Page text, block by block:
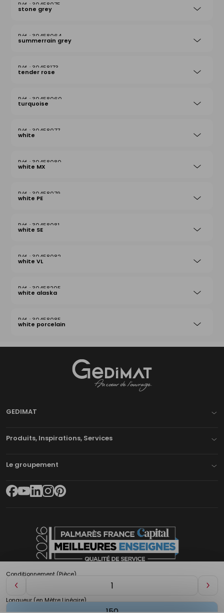
Conditionnement (Pièce)
Diminuer
de
Longueur (en Mètre Linéaire)
30458075
stone grey
30458064
summerrain grey
30458173
tender rose
30458060
turquoise
30458077
white
30458080
white MX
30458079
white PE
30458081
white SE
30458082
white VL
30458205
white alaska
30458085
white porcelain
GEDIMAT
Produits, Inspirations, Services
Le groupement